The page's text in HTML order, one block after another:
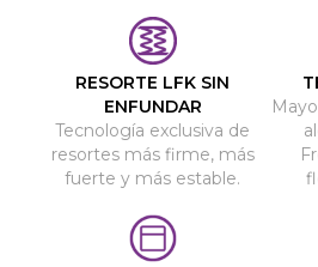
RESORTE LFK SIN
ENFUNDAR
Tecnología exclusiva de
resortes más firme, más
fuerte y más estable.